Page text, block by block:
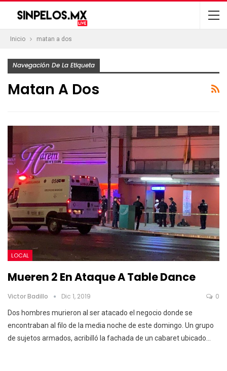
Inicio matan a dos
Navegación De La Etiqueta
Matan A Dos
LOCAL
Mueren 2 En Ataque A Table Dance
Victor Badillo Dic 1, 2019 0
Dos hombres murieron al ser atacado el negocio donde se
encontraban al filo de la media noche de este domingo. Un grupo
de sujetos armados, acribilló la fachada de un cabaret ubicado